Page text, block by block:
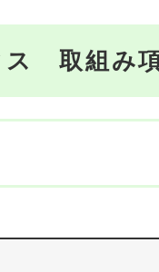
ス 取組み